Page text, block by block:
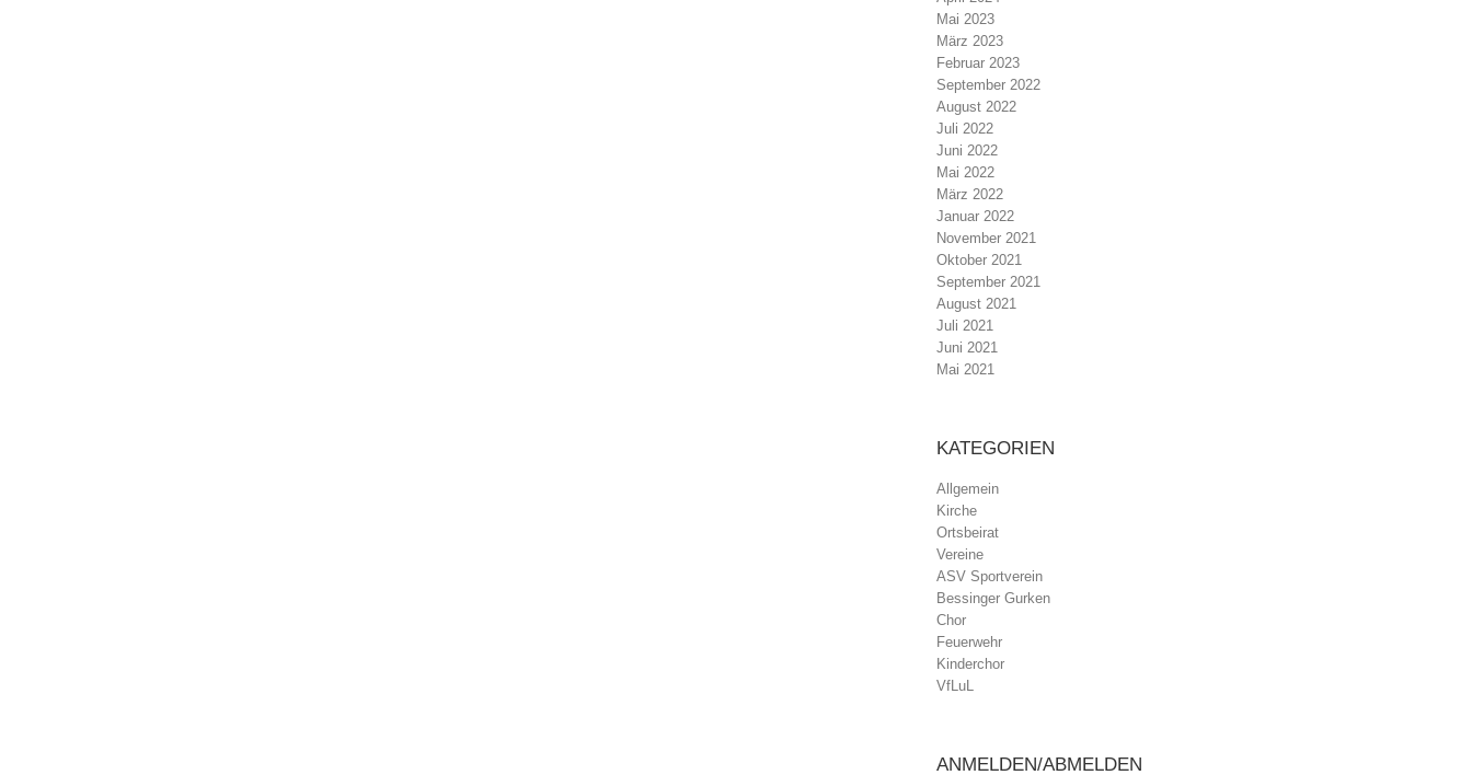
Mai 2023
März 2023
Februar 2023
September 2022
August 2022
Juli 2022
Juni 2022
Mai 2022
März 2022
Januar 2022
November 2021
Oktober 2021
September 2021
August 2021
Juli 2021
Juni 2021
Mai 2021
KATEGORIEN
Allgemein
Kirche
Ortsbeirat
Vereine
ASV Sportverein
Bessinger Gurken
Chor
Feuerwehr
Kinderchor
VfLuL
ANMELDEN/ABMELDEN